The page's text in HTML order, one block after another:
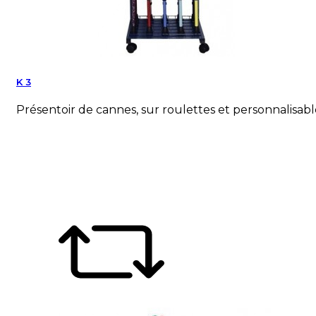
K 3
Présentoir de cannes, sur roulettes et